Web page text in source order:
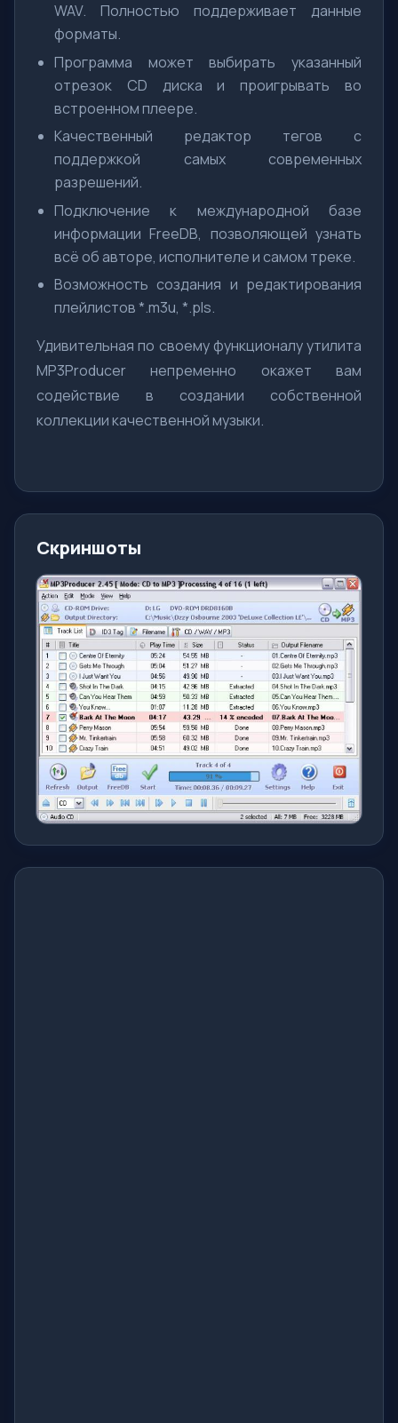
WAV. Полностью поддерживает данные
форматы.
Программа может выбирать указанный
отрезок СD диска и проигрывать во
встроенном плеере.
Качественный редактор тегов с
поддержкой самых современных
разрешений.
Подключение к международной базе
информации FreeDB, позволяющей узнать
всё об авторе, исполнителе и самом треке.
Возможность создания и редактирования
плейлистов *.m3u, *.pls.
Удивительная по своему функционалу утилита
MP3Producer непременно окажет вам
содействие в создании собственной
коллекции качественной музыки.
Скриншоты